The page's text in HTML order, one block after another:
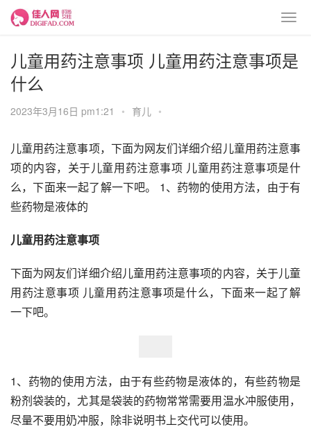
儿童用药注意事项 儿童用药注意事项是
什么
2023年3月16日 pm1:21 • 育儿 •
儿童用药注意事项，下面为网友们详细介绍儿童用药注意事
项的内容，关于儿童用药注意事项 儿童用药注意事项是什
么，下面来一起了解一下吧。 1、药物的使用方法，由于有
些药物是液体的
儿童用药注意事项
下面为网友们详细介绍儿童用药注意事项的内容，关于儿童
用药注意事项 儿童用药注意事项是什么，下面来一起了解
一下吧。
1、药物的使用方法，由于有些药物是液体的，有些药物是
粉剂袋装的，尤其是袋装的药物常常需要用温水冲服使用，
尽量不要用奶冲服，除非说明书上交代可以使用。